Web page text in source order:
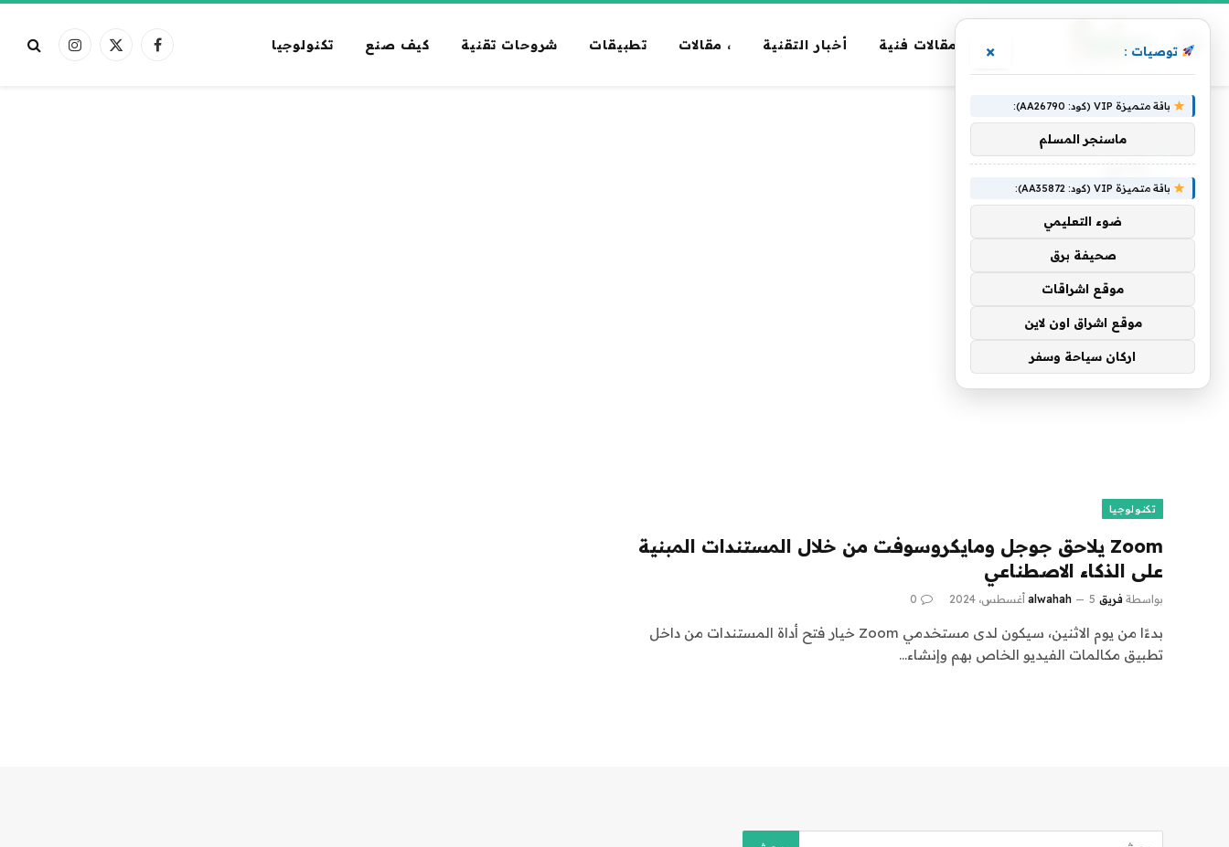
مقالات فنية أخبار التقنية ، مقالات تطبيقات شروحات تقنية كيف صنع تكنولوجيا فيسبوكX
الانستغرام
الرئيسية » يلاحق
يلاحق
تكنولوجيا
Zoom يلاحق جوجل ومايكروسوفت من خلال المستندات المبنية
على الذكاء الاصطناعي
بواسطة فريق alwahah 5 أغسطس، 2024 0
بدءًا من يوم الاثنين، سيكون لدى مستخدمي Zoom خيار فتح أداة المستندات من داخل
تطبيق مكالمات الفيديو الخاص بهم وإنشاء…
توصيات : ×
باقة متميزة VIP (كود: AA26790):
ماسنجر المسلم
باقة متميزة VIP (كود: AA35872):
ضوء التعليمي
صحيفة برق
موقع اشراقات
موقع اشراق اون لاين
اركان سياحة وسفر